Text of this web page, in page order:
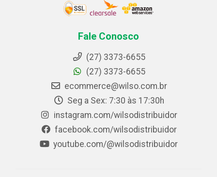
Fale Conosco
(27) 3373-6655
(27) 3373-6655
ecommerce@wilso.com.br
Seg a Sex: 7:30 às 17:30h
instagram.com/wilsodistribuidor
facebook.com/wilsodistribuidor
youtube.com/@wilsodistribuidor